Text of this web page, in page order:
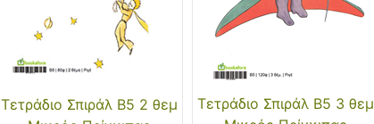
Τετράδιο Σπιράλ Β5 2 θεμ
Τετράδιο Σπιράλ Β5 3 θεμ